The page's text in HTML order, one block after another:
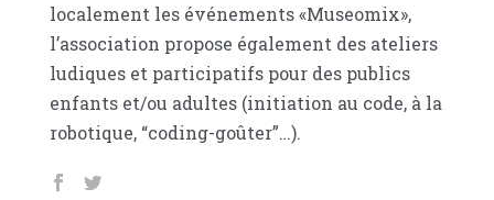
localement les événements «Museomix»,
l’association propose également des ateliers
ludiques et participatifs pour des publics
enfants et/ou adultes (initiation au code, à la
robotique, “coding-goûter”…).